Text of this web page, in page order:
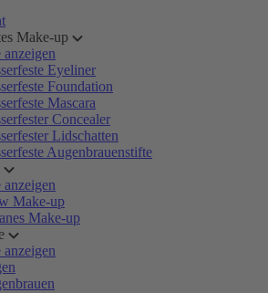
Make-up
Eyeliner
Foundation
Mascara
Concealer
Lidschatten
Augenbrauenstifte
Make-up
Make-up